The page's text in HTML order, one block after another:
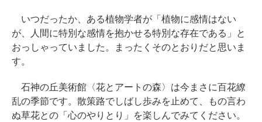
いつだったか、ある植物学者が「植物に感情はない
が、人間に特別な感情を抱かせる特別な存在である」と
おっしゃっていました。まったくそのとおりだと思いま
す。
石神の丘美術館〈花とアートの森〉は今まさに百花繚
乱の季節です。散策路でしばし歩みを止めて、もの言わ
ぬ草花との「心のやりとり」を楽しんでみてください。